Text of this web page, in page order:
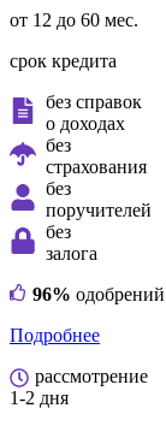
от 12 до 60 мес.
срок кредита
без справок
о доходах
без
страхования
без
поручителей
без
залога
96% одобрений
Подробнее
рассмотрение
1-2 дня